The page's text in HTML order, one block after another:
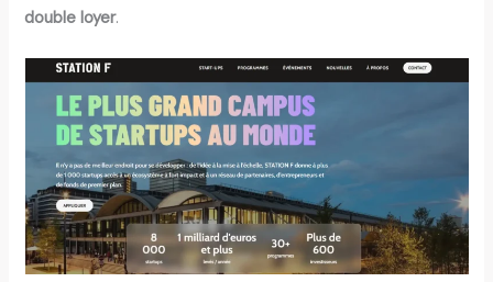
double loyer.